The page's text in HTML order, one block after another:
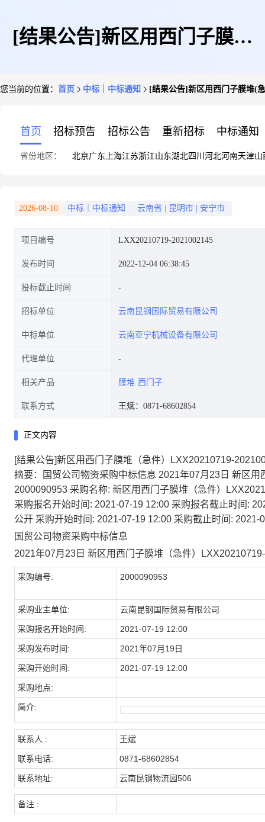
[结果公告]新区用西门子膜堆
您当前的位置： 首页 中标｜中标通知 [结果公告]新区用西门子膜堆(
首页 招标预告 招标公告 重新招标 中标通知
省份地区： 北京广东 上海江苏浙江山东湖北四川 河北河南天津山
2026-08-10 中标｜中标通知 云南省 昆明市 安宁市
项目编号 LXX20210719-2021002145
发布时间 2022-12-04 06:38:45
投标截止时间
招标单位 云南昆钢国际贸易有限公司
中标单位 云南亚宁机械设备有限公司
代理单位
相关产品 膜堆 西门子
联系方式 王斌：0871-68602854
正文内容
[结果公告]新区用西门子膜堆（急件）LXX20210719-
摘要：国贸公司物资采购中标信息 2021年07月23日 新区
2000090953 采购名称: 新区用西门子膜堆（急件）
采购报名开始时间: 2021-07-19 12:00 采购报名截止时间:
公开 采购开始时间: 2021-07-19 12:00 采购截止时间:
国贸公司物资采购中标信息
2021年07月23日 新区用西门子膜堆（急件）
采购编号: 2000090953
采购业主单位: 云南昆钢国际贸易有限公司
采购报名开始时间: 2021-07-19 12:00
采购发布时间: 2021年07月19日
采购开始时间: 2021-07-19 12:00
采购地点:
简介:
联系人 : 王斌
联系电话: 0871-68602854
联系地址: 云南昆钢物流园506
备注 :